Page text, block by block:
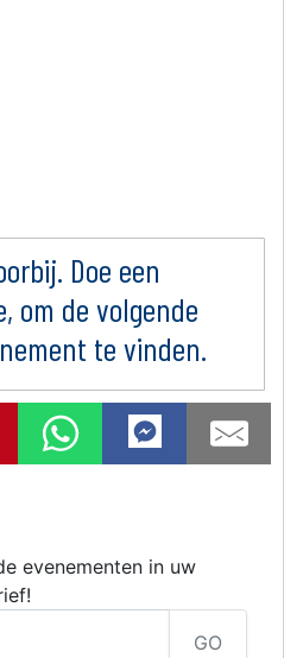
Doe een
om de volgende
te vinden.
evenementen in uw
GO